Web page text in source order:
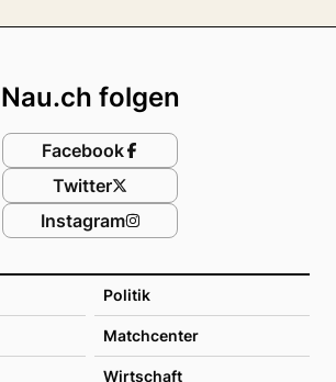
Politik
Matchcenter
Wirtschaft
Nau.ch folgen
Facebook
Twitter
Instagram